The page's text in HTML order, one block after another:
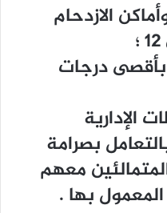
ﺍﻻﺯﺩﺣﺎﻡ
ﺑﺄﻗﺼﻰ ﺩﺭﺟﺎﺕ
ﺍﻹﺩﺍﺭﻳﺔ
ﺑﺼﺮﺍﻣﺔ
ﻣﻌﻬﻢ
ﺑﻬﺎ .